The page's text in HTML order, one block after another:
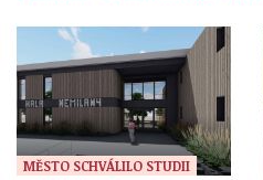
MĚSTO SCHVÁLILO STUDII